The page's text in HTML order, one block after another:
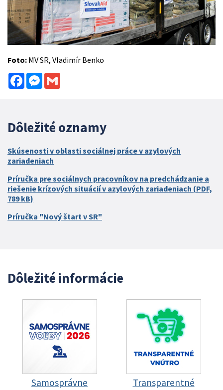
Foto: MV SR, Vladimír Benko
FacebookMessenger
Dôležité oznamy
Skúsenosti v oblasti sociálnej práce v azylových
zariadeniach
Príručka pre sociálnych pracovníkov na predchádzanie a
riešenie krízových situácií v azylových zariadeniach (PDF,
789 kB)
Príručka "Nový štart v SR"
Dôležité informácie
Samosprávne
Transparentné